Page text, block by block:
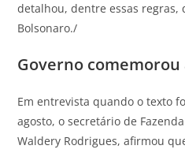
detalhou, dentre essas regras,
Bolsonaro./
Governo
Em entrevista quando o texto
agosto, o secretário de
Waldery Rodrigues, afirmou